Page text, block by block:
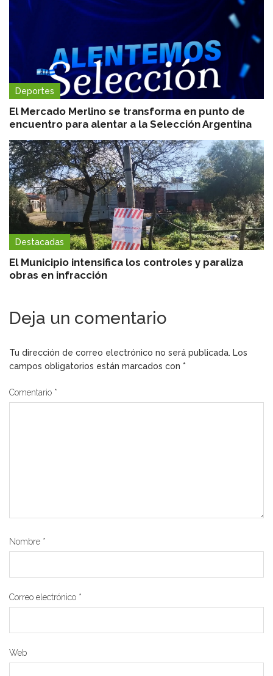
Deportes
El Mercado Merlino se transforma en punto de
encuentro para alentar a la Selección Argentina
Destacadas
El Municipio intensifica los controles y paraliza
obras en infracción
Deja un comentario
Tu dirección de correo electrónico no será publicada. Los
campos obligatorios están marcados con *
Comentario *
Nombre *
Correo electrónico *
Web